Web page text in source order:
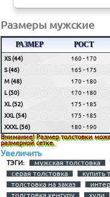
Размеры мужские
РАЗМЕР РОСТ
XS (44) 160 - 170
S (46)
165 - 175
M (48)
170 - 180
L (50)
170 - 180
XL (52)
175 - 185
XXL (54)
175 - 185
XXXL (56)
180 - 190
Внимание! Размер толстовки
размерной сетке.
Увеличить
ТЭГИ: мужская толстовка
серая толстовка
купить
толстовка на заказ
толстовка кенгуру
худи